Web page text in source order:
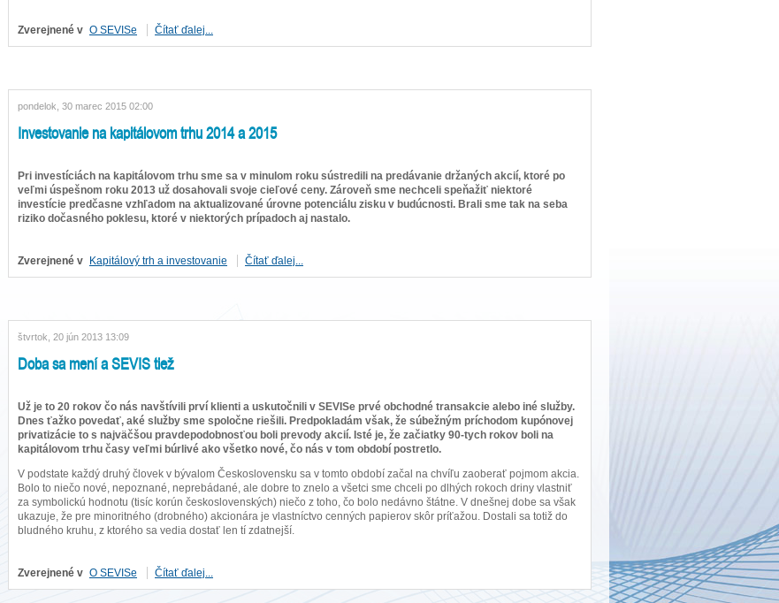
Zverejnené v O SEVISe Čítať ďalej...
pondelok, 30 marec 2015 02:00
Investovanie na kapitálovom trhu 2014 a 2015
Pri investíciách na kapitálovom trhu sme sa v minulom roku sústredili na predávanie držaných akcií, ktoré po
veľmi úspešnom roku 2013 už dosahovali svoje cieľové ceny. Zároveň sme nechceli speňažiť niektoré
investície predčasne vzhľadom na aktualizované úrovne potenciálu zisku v budúcnosti. Brali sme tak na seba
riziko dočasného poklesu, ktoré v niektorých prípadoch aj nastalo.
Zverejnené v Kapitálový trh a investovanie Čítať ďalej...
štvrtok, 20 jún 2013 13:09
Doba sa mení a SEVIS tiež
Už je to 20 rokov čo nás navštívili prví klienti a uskutočnili v SEVISe prvé obchodné transakcie alebo iné služby.
Dnes ťažko povedať, aké služby sme spoločne riešili. Predpokladám však, že súbežným príchodom kupónovej
privatizácie to s najväčšou pravdepodobnosťou boli prevody akcií. Isté je, že začiatky 90-tych rokov boli na
kapitálovom trhu časy veľmi búrlivé ako všetko nové, čo nás v tom období postretlo.
V podstate každý druhý človek v bývalom Československu sa v tomto období začal na chvíľu zaoberať pojmom akcia.
Bolo to niečo nové, nepoznané, neprebádané, ale dobre to znelo a všetci sme chceli po dlhých rokoch driny vlastniť
za symbolickú hodnotu (tisíc korún československých) niečo z toho, čo bolo nedávno štátne. V dnešnej dobe sa však
ukazuje, že pre minoritného (drobného) akcionára je vlastníctvo cenných papierov skôr príťažou. Dostali sa totiž do
bludného kruhu, z ktorého sa vedia dostať len tí zdatnejší.
Zverejnené v O SEVISe Čítať ďalej...